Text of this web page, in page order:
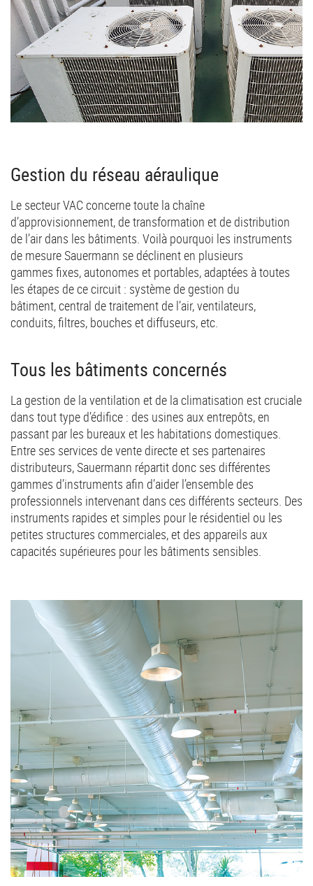
Gestion du réseau aéraulique
Le secteur VAC concerne toute la chaîne
d’approvisionnement, de transformation et de distribution
de l’air dans les bâtiments. Voilà pourquoi les instruments
de mesure Sauermann se déclinent en plusieurs
gammes fixes, autonomes et portables, adaptées à toutes
les étapes de ce circuit : système de gestion du
bâtiment, central de traitement de l’air, ventilateurs,
conduits, filtres, bouches et diffuseurs, etc.
Tous les bâtiments concernés
La gestion de la ventilation et de la climatisation est cruciale
dans tout type d’édifice : des usines aux entrepôts, en
passant par les bureaux et les habitations domestiques.
Entre ses services de vente directe et ses partenaires
distributeurs, Sauermann répartit donc ses différentes
gammes d’instruments afin d’aider l’ensemble des
professionnels intervenant dans ces différents secteurs. Des
instruments rapides et simples pour le résidentiel ou les
petites structures commerciales, et des appareils aux
capacités supérieures pour les bâtiments sensibles.